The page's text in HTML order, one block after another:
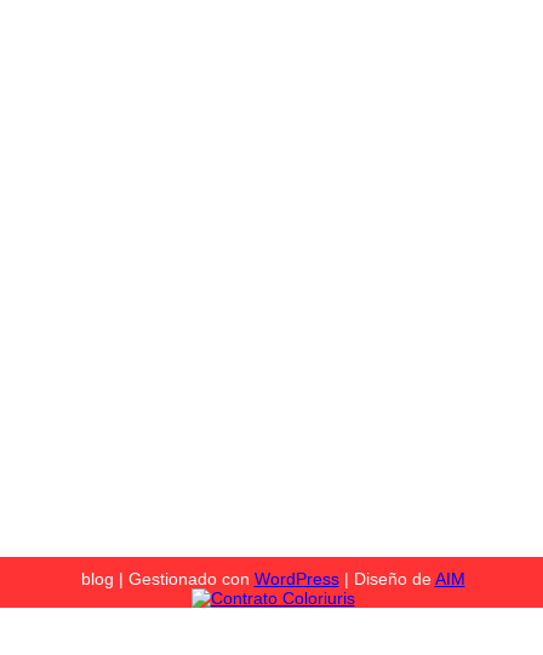
blog | Gestionado con WordPress| Diseño deAIM